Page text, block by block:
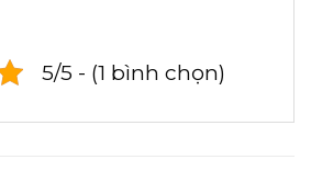
5/5 - (1 bình chọn)